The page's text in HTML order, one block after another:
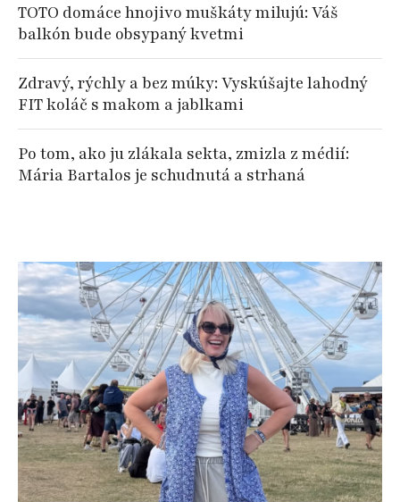
TOTO domáce hnojivo muškáty milujú: Váš
balkón bude obsypaný kvetmi
Zdravý, rýchly a bez múky: Vyskúšajte lahodný
FIT koláč s makom a jablkami
Po tom, ako ju zlákala sekta, zmizla z médií:
Mária Bartalos je schudnutá a strhaná